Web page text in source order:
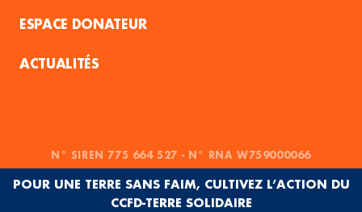
ESPACE DONATEUR
ACTUALITÉS
N° SIREN 775 664 527 - N° RNA W759000066
POUR UNE TERRE SANS FAIM, CULTIVEZ L’ACTION DU
CCFD-TERRE SOLIDAIRE